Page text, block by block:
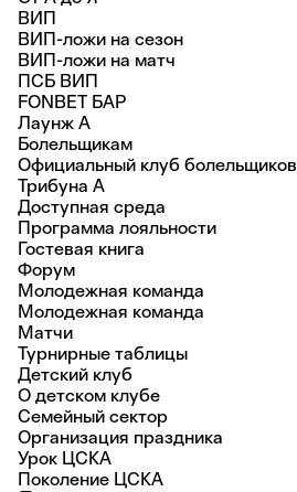
ВИП
ВИП-ложи на сезон
ВИП-ложи на матч
ПСБ ВИП
FONBET БАР
Лаунж A
Болельщикам
Официальный клуб болельщиков
Трибуна А
Доступная среда
Программа лояльности
Гостевая книга
Форум
Молодежная команда
Молодежная команда
Матчи
Турнирные таблицы
Детский клуб
О детском клубе
Семейный сектор
Организация праздника
Урок ЦСКА
Поколение ЦСКА